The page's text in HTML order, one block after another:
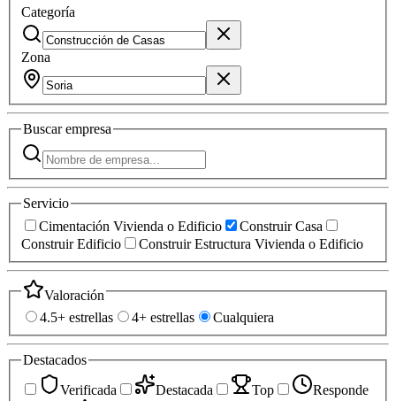
Categoría
Zona
Buscarempresa
Servicio
Cimentación Vivienda o Edificio
Construir Casa
Construir Edificio
Construir Estructura Vivienda o Edificio
Valoración
4.5+ estrellas
4+ estrellas Cualquiera
Destacados
Verificada
Destacada Top
Responde